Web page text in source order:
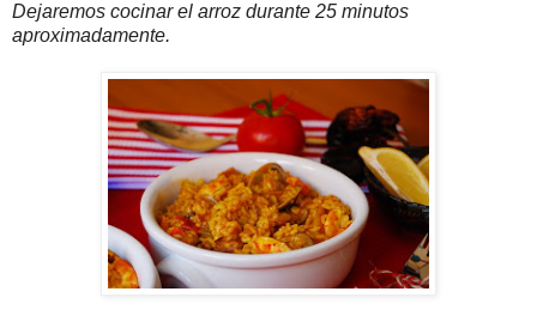
Dejaremos cocinar el arroz durante 25 minutos
aproximadamente.